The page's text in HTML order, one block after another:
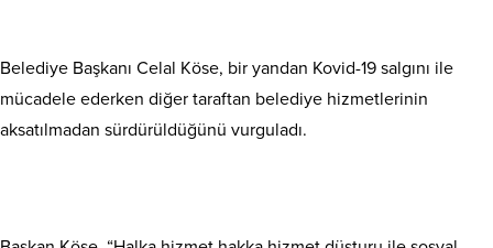
Belediye Başkanı Celal Köse, bir yandan Kovid-19 salgını ile
mücadele ederken diğer taraftan belediye hizmetlerinin
aksatılmadan sürdürüldüğünü vurguladı.